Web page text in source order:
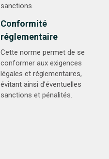
sanctions.
Conformité
réglementaire
Cette norme permet de se
conformer aux exigences
légales et réglementaires,
évitant ainsi d’éventuelles
sanctions et pénalités.